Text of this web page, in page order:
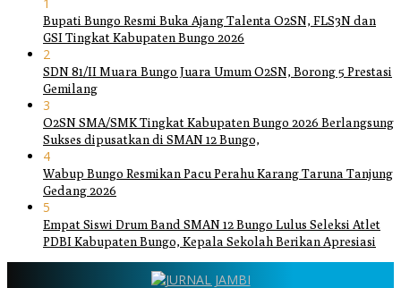
Bupati Bungo Resmi Buka Ajang Talenta O2SN, FLS3N dan
GSI Tingkat Kabupaten Bungo 2026
2
SDN 81/II Muara Bungo Juara Umum O2SN, Borong 5 Prestasi
Gemilang
3
O2SN SMA/SMK Tingkat Kabupaten Bungo 2026 Berlangsung
Sukses dipusatkan di SMAN 12 Bungo,
4
Wabup Bungo Resmikan Pacu Perahu Karang Taruna Tanjung
Gedang 2026
5
Empat Siswi Drum Band SMAN 12 Bungo Lulus Seleksi Atlet
PDBI Kabupaten Bungo, Kepala Sekolah Berikan Apresiasi